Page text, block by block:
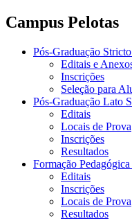
Campus Pelotas
Pós-Graduação
Editais e
Inscrições
Seleção para
Pós-Graduação Lato
Editais
Locais de Prova
Inscrições
Resultados
Formação
Editais
Inscrições
Locais de Prova
Resultados